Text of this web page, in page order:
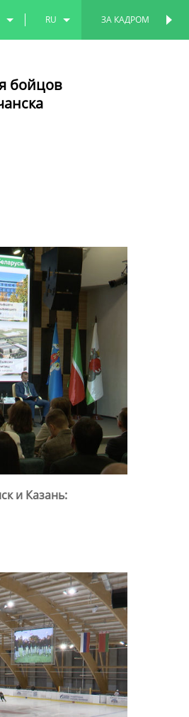
ЗА КАДРОМ
RU
бойцов
и Казань:
ПЕРСОНАЛЬНАЯ